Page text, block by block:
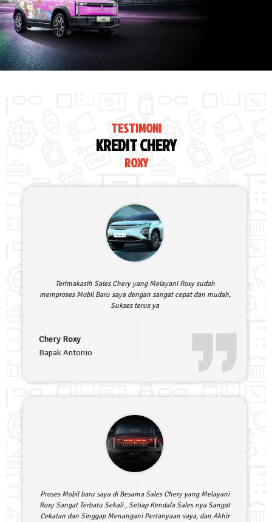
TESTIMONI
KREDIT CHERY
ROXY
Terimakasih Sales Chery yang Melayani Roxy sudah
memproses Mobil Baru saya dengan sangat cepat dan mudah,
Sukses terus ya
Chery Roxy
Bapak Antonio
Proses Mobil baru saya di Besama Sales Chery yang Melayani
Roxy Sangat Terbatu Sekali , Setiap Kendala Sales nya Sangat
Cekatan dan Singgap Menangani Pertanyaan saya, dan Akhir